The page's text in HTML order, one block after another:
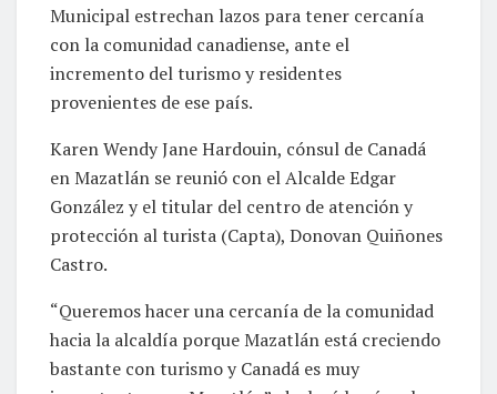
Municipal estrechan lazos para tener cercanía
con la comunidad canadiense, ante el
incremento del turismo y residentes
provenientes de ese país.
Karen Wendy Jane Hardouin, cónsul de Canadá
en Mazatlán se reunió con el Alcalde Edgar
González y el titular del centro de atención y
protección al turista (Capta), Donovan Quiñones
Castro.
“Queremos hacer una cercanía de la comunidad
hacia la alcaldía porque Mazatlán está creciendo
bastante con turismo y Canadá es muy